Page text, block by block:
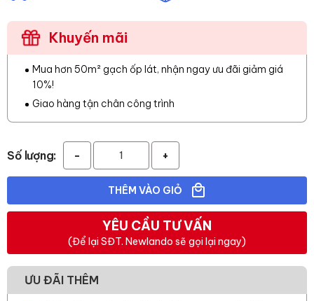
Khuyến mãi
Mua hơn 50m² gạch ốp lát, nhận ngay ưu đãi giảm giá
10%!
Giao hàng tận chân công trình
Số lượng: - +
THÊM VÀO GIỎ
YÊU CẦU TƯ VẤN
(Để lại SĐT. Newlando sẽ gọi lại ngay)
ƯU ĐÃI THÊM